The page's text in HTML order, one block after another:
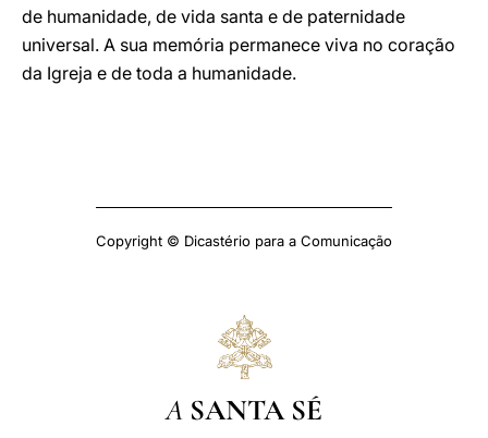
de humanidade, de vida santa e de paternidade
universal. A sua memória permanece viva no coração
da Igreja e de toda a humanidade.
Copyright © Dicastério para a Comunicação
A SANTA SÉ